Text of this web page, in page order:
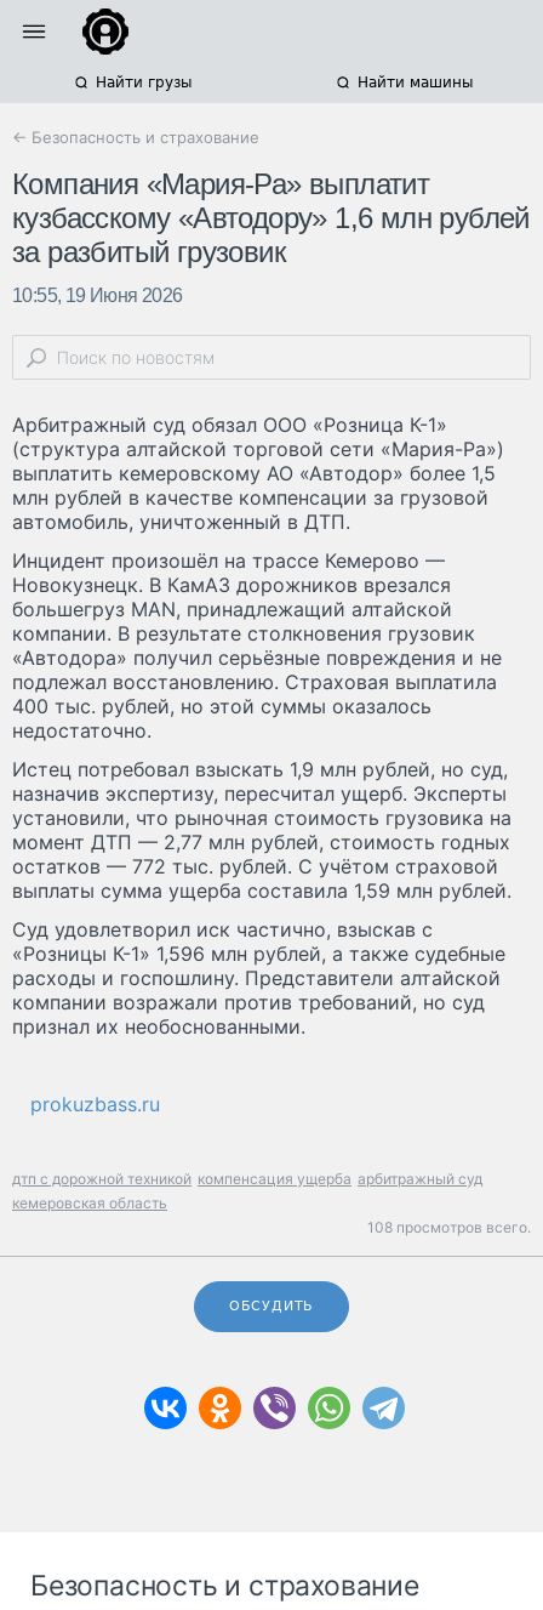
Найти грузы Найти машины
← Безопасность и страхование
Компания «Мария-Ра» выплатит
кузбасскому «Автодору» 1,6 млн рублей
за разбитый грузовик
10:55, 19 Июня 2026
Арбитражный суд обязал ООО «Розница К-1»
(структура алтайской торговой сети «Мария-Ра»)
выплатить кемеровскому АО «Автодор» более 1,5
млн рублей в качестве компенсации за грузовой
автомобиль, уничтоженный в ДТП.
Инцидент произошёл на трассе Кемерово —
Новокузнецк. В КамАЗ дорожников врезался
большегруз MAN, принадлежащий алтайской
компании. В результате столкновения грузовик
«Автодора» получил серьёзные повреждения и не
подлежал восстановлению. Страховая выплатила
400 тыс. рублей, но этой суммы оказалось
недостаточно.
Истец потребовал взыскать 1,9 млн рублей, но суд,
назначив экспертизу, пересчитал ущерб. Эксперты
установили, что рыночная стоимость грузовика на
момент ДТП — 2,77 млн рублей, стоимость годных
остатков — 772 тыс. рублей. С учётом страховой
выплаты сумма ущерба составила 1,59 млн рублей.
Суд удовлетворил иск частично, взыскав с
«Розницы К-1» 1,596 млн рублей, а также судебные
расходы и госпошлину. Представители алтайской
компании возражали против требований, но суд
признал их необоснованными.
prokuzbass.ru
дтп с дорожной техникой компенсация ущерба арбитражный суд
кемеровская область
108 просмотров всего.
ОБСУДИТЬ
Безопасность и страхование